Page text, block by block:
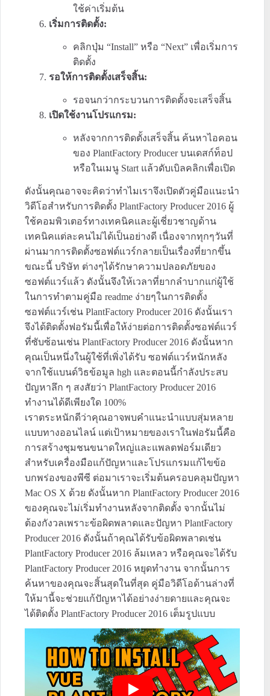
ใช้ค่าเริ่มต้น
เริ่มการติดตั้ง:
คลิกปุ่ม “Install” หรือ “Next” เพื่อเริ่มการ
ติดตั้ง
รอให้การติดตั้งเสร็จสิ้น:
รอจนกว่ากระบวนการติดตั้งจะเสร็จสิ้น
เปิดใช้งานโปรแกรม:
หลังจากการติดตั้งเสร็จสิ้น ค้นหาไอคอน
ของ PlantFactory Producer บนเดสก์ท็อป
หรือในเมนู Start แล้วดับเบิลคลิกเพื่อเปิด
ดังนั้นคุณอาจจะคิดว่าทำไมเราจึงเปิดตัวคู่มือแนะนำ
วิดีโอสำหรับการติดตั้ง PlantFactory Producer 2016 ผู้
ใช้คอมพิวเตอร์ทางเทคนิคและผู้เชี่ยวชาญด้าน
เทคนิคแต่ละคนไม่ได้เป็นอย่างดี เนื่องจากทุกๆวันที่
ผ่านมาการติดตั้งซอฟต์แวร์กลายเป็นเรื่องที่ยากขึ้น
ขณะนี้ บริษัท ต่างๆได้รักษาความปลอดภัยของ
ซอฟต์แวร์แล้ว ดังนั้นจึงให้เวลาที่ยากลำบากแก่ผู้ใช้
ในการทำตามคู่มือ readme ง่ายๆในการติดตั้ง
ซอฟต์แวร์เช่น PlantFactory Producer 2016 ดังนั้นเรา
จึงได้ติดตั้งฟอรัมนี้เพื่อให้ง่ายต่อการติดตั้งซอฟต์แวร์
ที่ซับซ้อนเช่น PlantFactory Producer 2016 ดังนั้นหาก
คุณเป็นหนึ่งในผู้ใช้ที่เพิ่งได้รับ ซอฟต์แวร์หนักหลัง
จากใช้แบนด์วิธข้อมูล hgh และตอนนี้กำลังประสบ
ปัญหาลึก ๆ สงสัยว่า PlantFactory Producer 2016
ทำงานได้ดีเพียงใด 100%
เราตระหนักดีว่าคุณอาจพบคำแนะนำแบบสุ่มหลาย
แบบทางออนไลน์ แต่เป้าหมายของเราในฟอรัมนี้คือ
การสร้างชุมชนขนาดใหญ่และแพลตฟอร์มเดียว
สำหรับเครื่องมือแก้ปัญหาและโปรแกรมแก้ไขข้อ
บกพร่องของพีซี ต่อมาเราจะเริ่มต้นครอบคลุมปัญหา
Mac OS X ด้วย ดังนั้นหาก PlantFactory Producer 2016
ของคุณจะไม่เริ่มทำงานหลังจากติดตั้ง จากนั้นไม่
ต้องกังวลเพราะข้อผิดพลาดและปัญหา PlantFactory
Producer 2016 ดังนั้นถ้าคุณได้รับข้อผิดพลาดเช่น
PlantFactory Producer 2016 ล้มเหลว หรือคุณจะได้รับ
PlantFactory Producer 2016 หยุดทำงาน จากนั้นการ
ค้นหาของคุณจะสิ้นสุดในที่สุด คู่มือวิดีโอด้านล่างที่
ให้มานี้จะช่วยแก้ปัญหาได้อย่างง่ายดายและคุณจะ
ได้ติดตั้ง PlantFactory Producer 2016 เต็มรูปแบบ